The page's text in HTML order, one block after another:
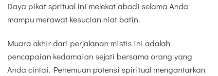
Daya pikat spritual ini melekat abadi selama Anda
mampu merawat kesucian niat batin.
Muara akhir dari perjalanan mistis ini adalah
pencapaian kedamaian sejati bersama orang yang
Anda cintai. Penemuan potensi spiritual mengantarkan